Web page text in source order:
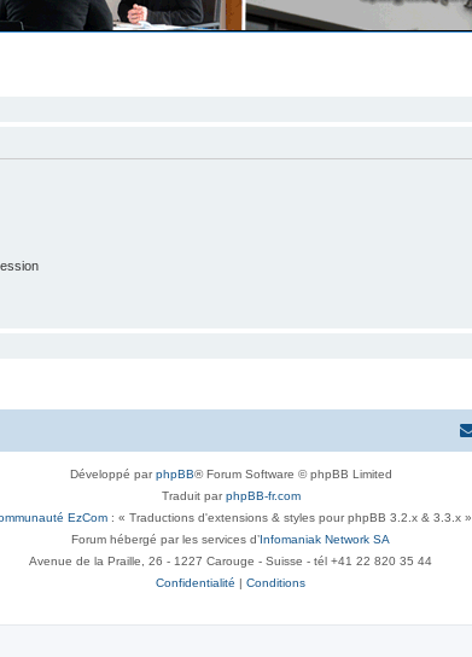
Développé parphpBB® Forum Software © phpBB Limited
Traduit parphpBB-fr.com
EzCom : « Traductions d'extensions & styles pour phpBB 3.2.x & 3.3.x »
Forum hébergé par les services d’Infomaniak Network SA
Avenue de la Praille, 26 - 1227 Carouge - Suisse - tél +41 22 820 35 44
Confidentialité | Conditions